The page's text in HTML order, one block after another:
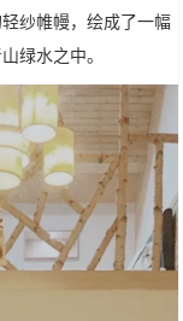
纱帷幔，绘成了一幅
绿水之中。